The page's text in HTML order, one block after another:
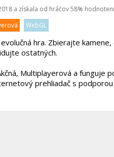
a získala od hráčov58%
WebGL
hra. Zbierajte
ostatných.
Multiplayerová a funguje
prehliadač s podporou